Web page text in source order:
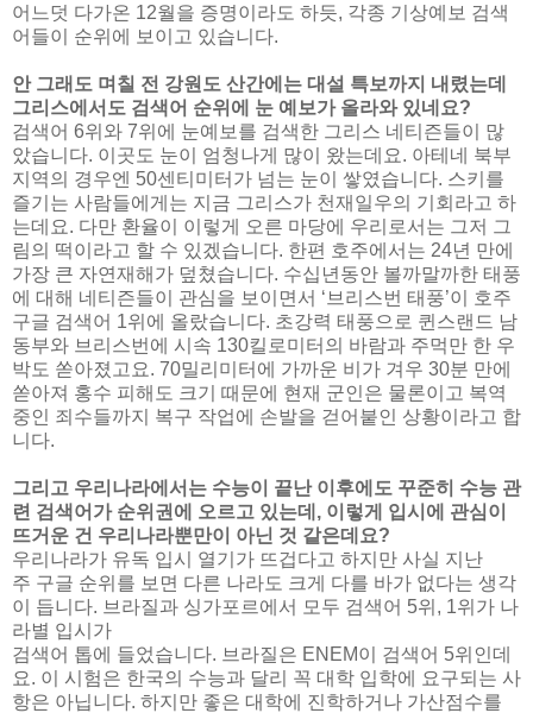
어느덧 다가온 12월을 증명이라도 하듯, 각종 기상예보 검색
어들이 순위에 보이고 있습니다.
안 그래도 며칠 전 강원도 산간에는 대설 특보까지 내렸는데
그리스에서도 검색어 순위에 눈 예보가 올라와 있네요?
검색어 6위와 7위에 눈예보를 검색한 그리스 네티즌들이 많
았습니다. 이곳도 눈이 엄청나게 많이 왔는데요. 아테네 북부
지역의 경우엔 50센티미터가 넘는 눈이 쌓였습니다. 스키를
즐기는 사람들에게는 지금 그리스가 천재일우의 기회라고 하
는데요. 다만 환율이 이렇게 오른 마당에 우리로서는 그저 그
림의 떡이라고 할 수 있겠습니다. 한편 호주에서는 24년 만에
가장 큰 자연재해가 덮쳤습니다. 수십년동안 볼까말까한 태풍
에 대해 네티즌들이 관심을 보이면서 ‘브리스번 태풍’이 호주
구글 검색어 1위에 올랐습니다. 초강력 태풍으로 퀸스랜드 남
동부와 브리스번에 시속 130킬로미터의 바람과 주먹만 한 우
박도 쏟아졌고요. 70밀리미터에 가까운 비가 겨우 30분 만에
쏟아져 홍수 피해도 크기 때문에 현재 군인은 물론이고 복역
중인 죄수들까지 복구 작업에 손발을 걷어붙인 상황이라고 합
니다.
그리고 우리나라에서는 수능이 끝난 이후에도 꾸준히 수능 관
련 검색어가 순위권에 오르고 있는데, 이렇게 입시에 관심이
뜨거운 건 우리나라뿐만이 아닌 것 같은데요?
우리나라가 유독 입시 열기가 뜨겁다고 하지만 사실 지난
주 구글 순위를 보면 다른 나라도 크게 다를 바가 없다는 생각
이 듭니다. 브라질과 싱가포르에서 모두 검색어 5위, 1위가 나
라별 입시가
검색어 톱에 들었습니다. 브라질은 ENEM이 검색어 5위인데
요. 이 시험은 한국의 수능과 달리 꼭 대학 입학에 요구되는 사
항은 아닙니다. 하지만 좋은 대학에 진학하거나 가산점수를